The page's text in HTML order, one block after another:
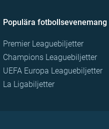
Populära fotbollsevenemang
Premier Leaguebiljetter
Champions Leaguebiljetter
UEFA Europa Leaguebiljetter
La Ligabiljetter